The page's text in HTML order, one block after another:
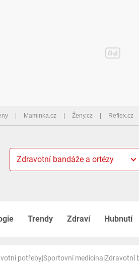
Maminka.cz Ženy.cz Reflex.cz
Zdravotní bandáže a ortézy
Trendy Zdraví Hubnutí
potřeby|Sportovní medicína|Zdravotní